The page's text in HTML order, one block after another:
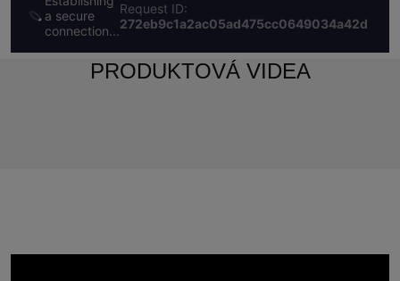
PRODUKTOVÁ VIDEA